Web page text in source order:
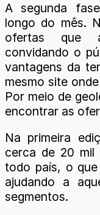
A segunda
longo do mês.
ofertas que
convidando o
vantagens da
mesmo site
Por meio de
encontrar as
Na primeira
cerca de 20 mil
todo país, o
ajudando a
segmentos.